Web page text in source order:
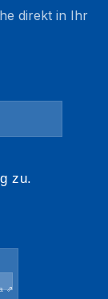
direkt in Ihr